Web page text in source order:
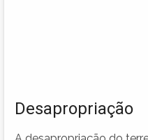
Desapropriação